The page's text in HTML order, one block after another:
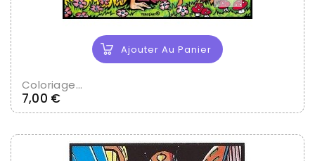
Ajouter Au Panier
Coloriage...
7,00 €Prix